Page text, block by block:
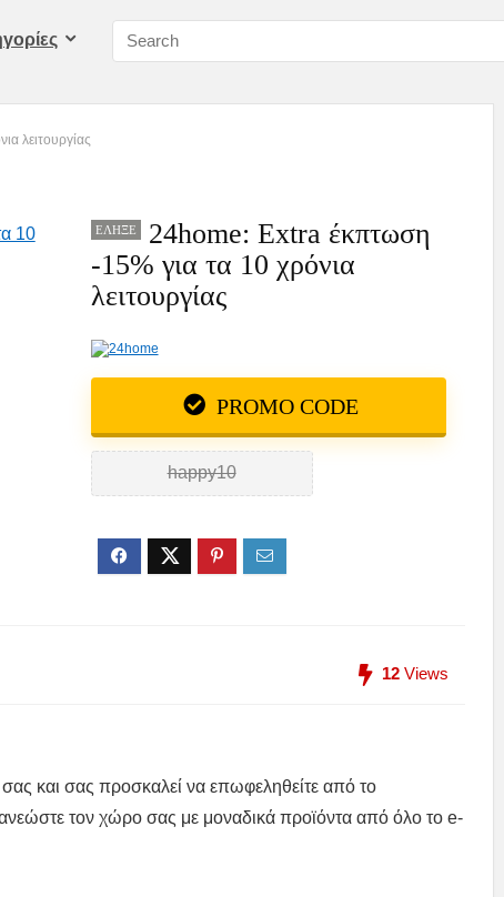
λειτουργίας
ΈΛΗΞΕ
24home: Extra έκπτωση
-15% για τα 10 χρόνια
λειτουργίας
PROMO CODE
happy10
12 Views
σας και σας προσκαλεί να επωφεληθείτε από το
τον χώρο σας με μοναδικά προϊόντα από όλο το e-